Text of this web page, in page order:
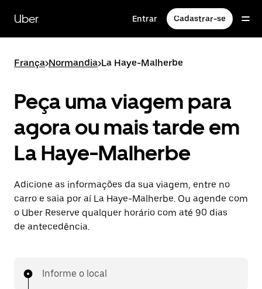
para
conteúdo
Uber Entrar Cadastrar-se
França>Normandia>La Haye-Malherbe
Peça uma viagem para
agora ou mais tarde em
La Haye-Malherbe
Adicione as informações da sua viagem, entre no
carro e saia por aí La Haye-Malherbe. Ou agende com
o Uber Reserve qualquer horário com até 90 dias
de antecedência.
Informe o local